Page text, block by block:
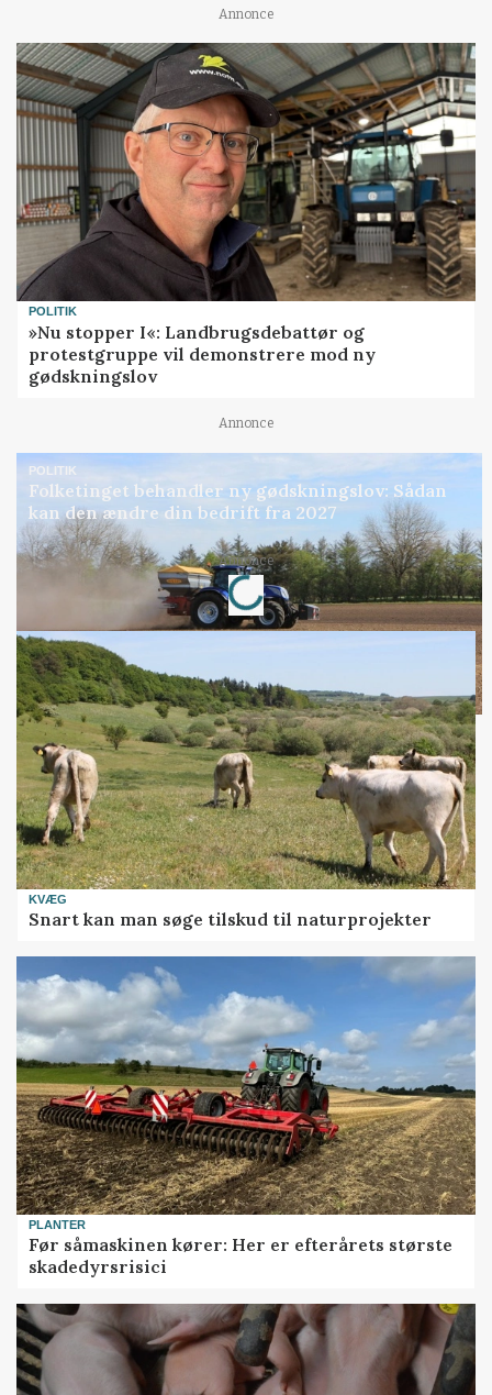
Annonce
POLITIK
»Nu stopper I«: Landbrugsdebattør og
protestgruppe vil demonstrere mod ny
gødskningslov
Annonce
POLITIK
Folketinget behandler ny gødskningslov: Sådan
kan den ændre din bedrift fra 2027
Annonce
Loading...
KVÆG
Snart kan man søge tilskud til naturprojekter
PLANTER
Før såmaskinen kører: Her er efterårets største
skadedyrsrisici